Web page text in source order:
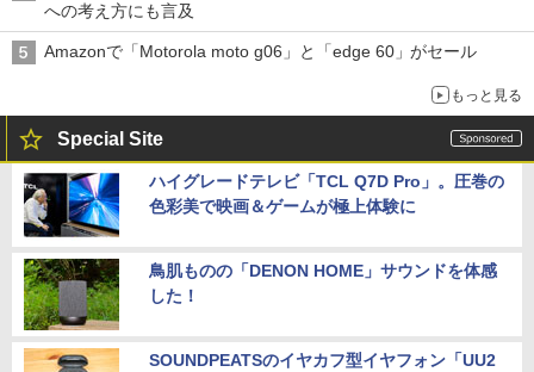
への考え方にも言及
Amazonで「Motorola moto g06」と「edge 60」がセール
もっと見る
Special Site
ハイグレードテレビ「TCL Q7D Pro」。圧巻の
色彩美で映画＆ゲームが極上体験に
鳥肌ものの「DENON HOME」サウンドを体感
した！
SOUNDPEATSのイヤカフ型イヤフォン「UU2